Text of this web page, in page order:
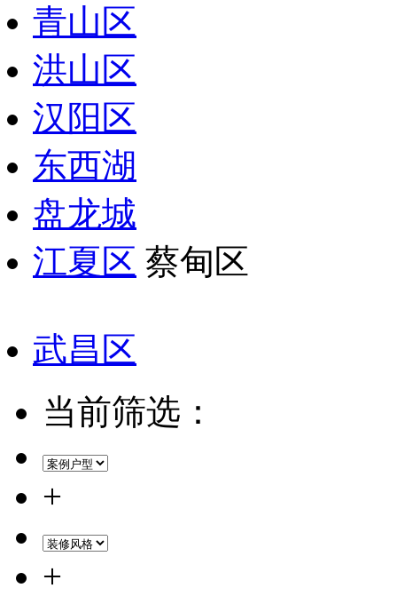
青山区
洪山区
汉阳区
东西湖
盘龙城
江夏区 蔡甸区
武昌区
当前筛选：
+
+